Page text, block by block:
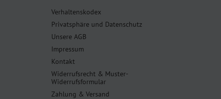
Verhaltenskodex
Privatsphäre und Datenschutz
Unsere AGB
Impressum
Kontakt
Widerrufsrecht & Muster-
Widerrufsformular
Zahlung & Versand